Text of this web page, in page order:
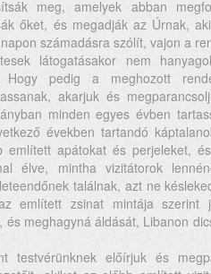
meg, amelyek abban
őket, és megadják az Úrnak,
számadásra szólít, vajon a
látogatásakor nem
Hogy pedig a meghozott
akarjuk és
minden egyes évben
években tartandó
apátokat és perjeleket,
élve, mintha vizitátorok
találnak, azt ne
említett zsinat mintája szerint
meghagyná áldását, Libanon
testvérünknek előírjuk és